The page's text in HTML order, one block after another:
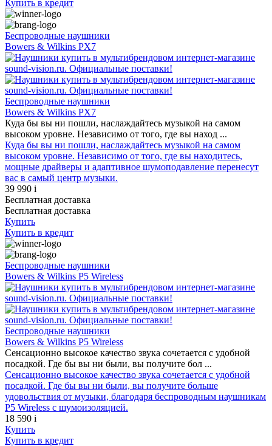
Купить в кредит
Беспроводные наушники
Bowers & Wilkins PX7
Беспроводные наушники
Bowers & Wilkins PX7
Куда бы вы ни пошли, наслаждайтесь музыкой на самом
высоком уровне. Независимо от того, где вы наход ...
Куда бы вы ни пошли, наслаждайтесь музыкой на самом
высоком уровне. Независимо от того, где вы находитесь,
мощные драйверы и адаптивное шумоподавление перенесут
вас в самый центр музыки.
39 990 i
Бесплатная доставка
Бесплатная доставка
Купить
Купить в кредит
Беспроводные наушники
Bowers & Wilkins P5 Wireless
Беспроводные наушники
Bowers & Wilkins P5 Wireless
Сенсационно высокое качество звука сочетается с удобной
посадкой. Где бы вы ни были, вы получите бол ...
Сенсационно высокое качество звука сочетается с удобной
посадкой. Где бы вы ни были, вы получите больше
удовольствия от музыки, благодаря беспроводным наушникам
P5 Wireless с шумоизоляцией.
18 590 i
Купить
Купить в кредит